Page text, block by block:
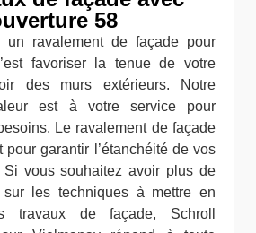
58
un ravalement de façade pour
favoriser la tenue de votre
des murs extérieurs. Notre
est à votre service pour
Le ravalement de façade
pour garantir l’étanchéité de vos
Si vous souhaitez avoir plus de
sur les techniques à mettre en
travaux de façade, Schroll